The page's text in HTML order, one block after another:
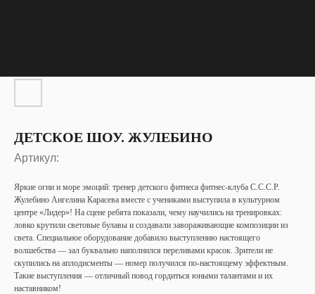
ДЕТСКОЕ ШОУ. ЖУЛЕБИНО
Артикул:
Яркие огни и море эмоций: тренер детского фитнеса фитнес-клуба С.С.С.Р.
Жулебино Ангелина Карасева вместе с учениками выступила в культурном
центре «Лидер»! На сцене ребята показали, чему научились на тренировках:
ловко крутили световые булавы и создавали завораживающие композиции из
света. Специальное оборудование добавило выступлению настоящего
волшебства — зал буквально наполнился переливами красок. Зрители не
скупились на аплодисменты — номер получился по-настоящему эффектным.
Такие выступления — отличный повод гордиться юными талантами и их
наставником!